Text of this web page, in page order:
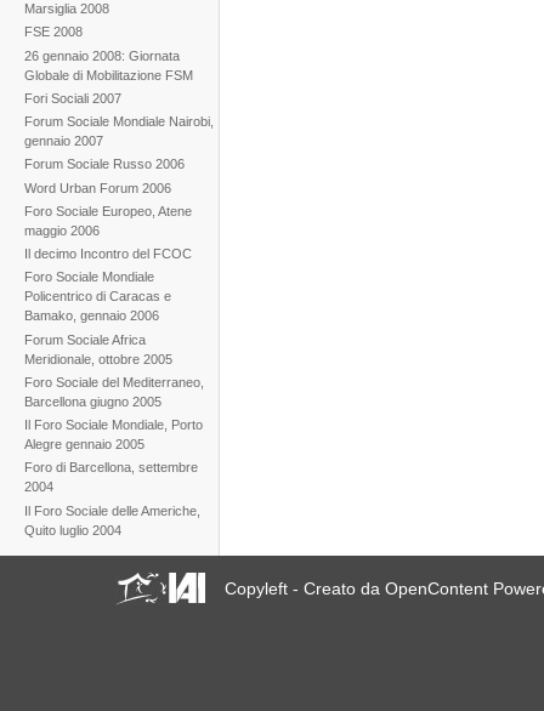
Marsiglia 2008
FSE 2008
26 gennaio 2008: Giornata
Globale di Mobilitazione FSM
Fori Sociali 2007
Forum Sociale Mondiale Nairobi,
gennaio 2007
Forum Sociale Russo 2006
Word Urban Forum 2006
Foro Sociale Europeo, Atene
maggio 2006
Il decimo Incontro del FCOC
Foro Sociale Mondiale
Policentrico di Caracas e
Bamako, gennaio 2006
Forum Sociale Africa
Meridionale, ottobre 2005
Foro Sociale del Mediterraneo,
Barcellona giugno 2005
Il Foro Sociale Mondiale, Porto
Alegre gennaio 2005
Foro di Barcellona, settembre
2004
Il Foro Sociale delle Americhe,
Quito luglio 2004
Copyleft - Creato da OpenContent